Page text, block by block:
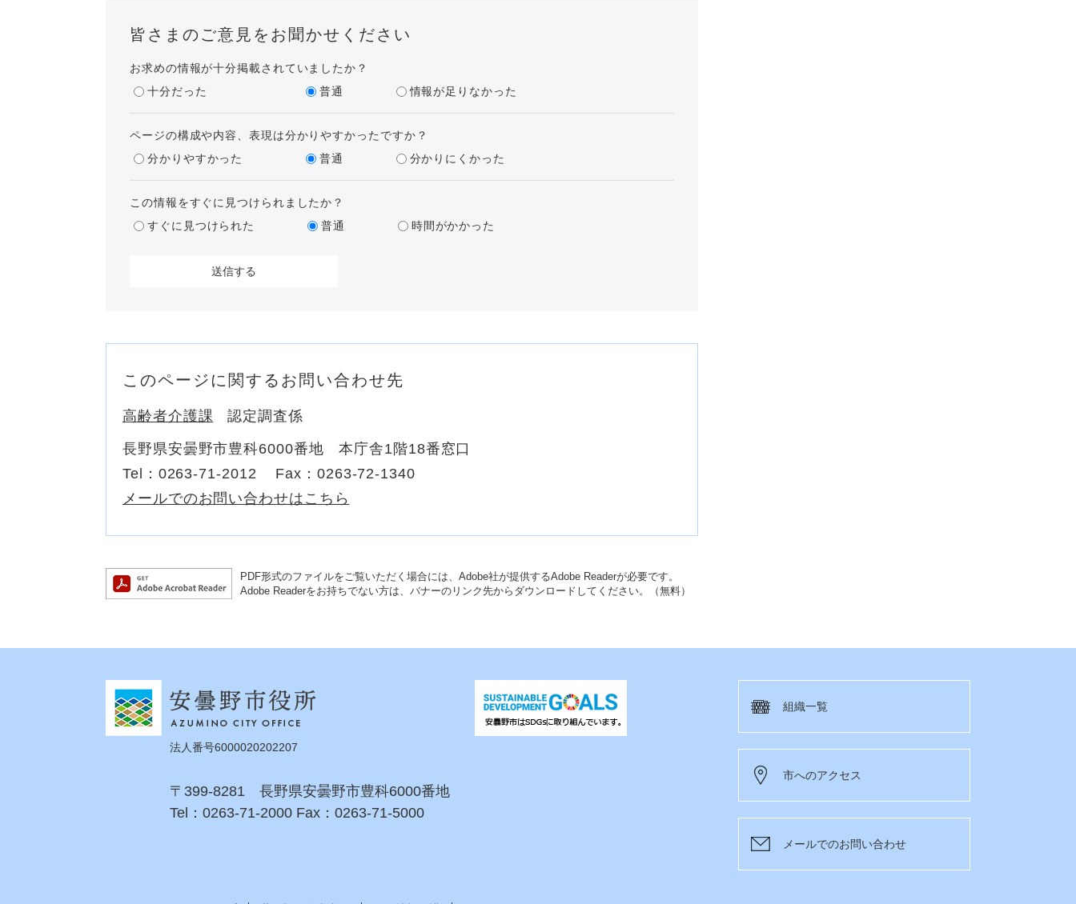
皆さまのご意見をお聞かせください
お求めの情報が十分掲載されていましたか？
十分だった
普通 情報が足りなかった
ページの構成や内容、表現は分かりやすかったですか？
分かりやすかった
普通 分かりにくかった
この情報をすぐに見つけられましたか？
すぐに見つけられた
普通 時間がかかった
このページに関するお問い合わせ先
高齢者介護課 認定調査係
長野県安曇野市豊科6000番地 本庁舎1階18番窓口
Tel：0263-71-2012
Fax：0263-72-1340
メールでのお問い合わせはこちら
PDF形式のファイルをご覧いただく場合には、Adobe社が提供するAdobe Readerが必要です。
Adobe Readerをお持ちでない方は、バナーのリンク先からダウンロードしてください。（無料）
法人番号6000020202207
〒399-8281 長野県安曇野市豊科6000番地
Tel：0263-71-2000 Fax：0263-71-5000
組織一覧
市へのアクセス
メールでのお問い合わせ